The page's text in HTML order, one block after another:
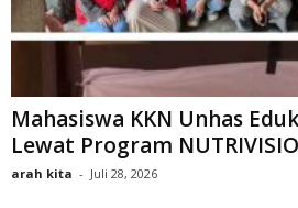
Mahasiswa KKN Unhas
Lewat Program
arah kita - Juli 28, 2026